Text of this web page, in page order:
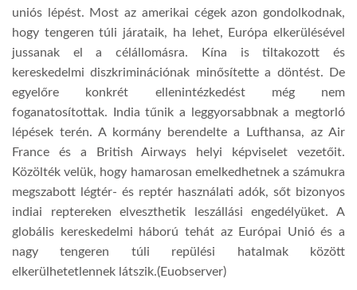
LINKTR.EE
GLOBOZSARU
DOBRAVERO.HU
LATIMO.HU
uniós lépést. Most az amerikai cégek azon gondolkodnak,
hogy tengeren túli járataik, ha lehet, Európa elkerülésével
jussanak el a célállomásra. Kína is tiltakozott és
kereskedelmi diszkriminációnak minősítette a döntést. De
egyelőre konkrét ellenintézkedést még nem
foganatosítottak. India tűnik a leggyorsabbnak a megtorló
lépések terén. A kormány berendelte a Lufthansa, az Air
France és a British Airways helyi képviselet vezetőit.
Közölték velük, hogy hamarosan emelkedhetnek a számukra
megszabott légtér- és reptér használati adók, sőt bizonyos
indiai reptereken elveszthetik leszállási engedélyüket. A
globális kereskedelmi háború tehát az Európai Unió és a
nagy tengeren túli repülési hatalmak között
elkerülhetetlennek látszik.(Euobserver)